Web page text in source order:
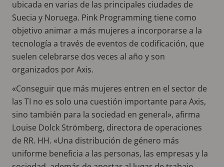
ubicada en varias de las principales ciudades de
Suecia y Noruega. Pink Programming tiene como
objetivo animar a más mujeres a incorporarse a la
tecnología a través de eventos de codificación, que
suelen celebrarse dos veces al año y son
organizados por Axis.
«Conseguir que más mujeres entren en el sector de
las TI no es solo una cuestión importante para Axis,
sino también para la sociedad en general», afirma
Louise Dolck Strömberg, directora de operaciones
de RR. HH. «Una distribución de género más
uniforme beneficia a las personas, las empresas y la